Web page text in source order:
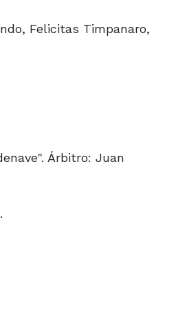
Felicitas Timpanaro,
Árbitro: Juan